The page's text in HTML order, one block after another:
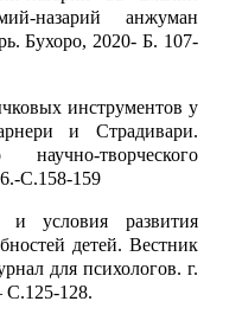
назарий анжуман
Бухоро, 2020- Б. 107-
инструментов у
и Страдивари.
творческого
С.158-159
и условия развития
детей. Вестник
для психологов. г.
С.125-128.